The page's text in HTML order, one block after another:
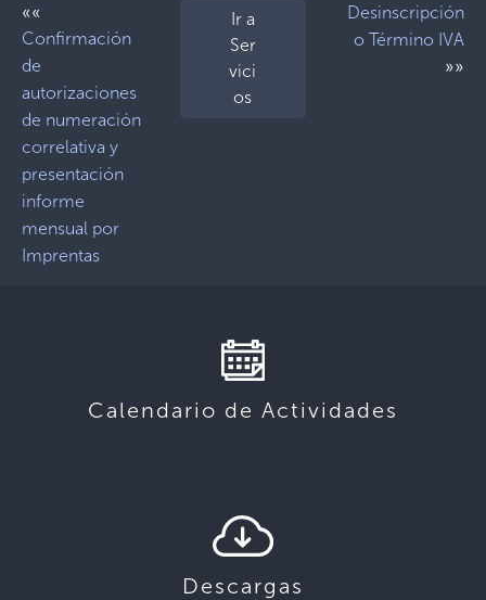
««
Confirmación
de
autorizaciones
de numeración
correlativa y
presentación
informe
mensual por
Imprentas
Ir a
Ser
vici
os
Desinscripción
o Término IVA
»»
Calendario de Actividades
Descargas